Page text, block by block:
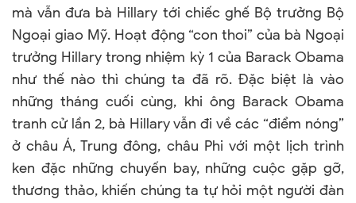
mà vẫn đưa bà Hillary tới chiếc ghế Bộ trưởng Bộ
Ngoại giao Mỹ. Hoạt động “con thoi” của bà Ngoại
trưởng Hillary trong nhiệm kỳ 1 của Barack Obama
như thế nào thì chúng ta đã rõ. Đặc biệt là vào
những tháng cuối cùng, khi ông Barack Obama
tranh cử lần 2, bà Hillary vẫn đi về các “điểm nóng”
ở châu Á, Trung đông, châu Phi với một lịch trình
ken đặc những chuyến bay, những cuộc gặp gỡ,
thương thảo, khiến chúng ta tự hỏi một người đàn